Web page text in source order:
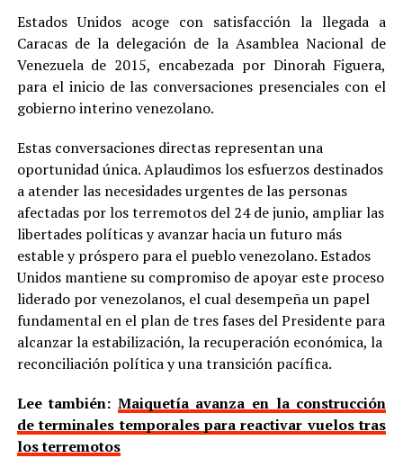
Estados Unidos acoge con satisfacción la llegada a
Caracas de la delegación de la Asamblea Nacional de
Venezuela de 2015, encabezada por Dinorah Figuera,
para el inicio de las conversaciones presenciales con el
gobierno interino venezolano.
Estas conversaciones directas representan una
oportunidad única. Aplaudimos los esfuerzos destinados
a atender las necesidades urgentes de las personas
afectadas por los terremotos del 24 de junio, ampliar las
libertades políticas y avanzar hacia un futuro más
estable y próspero para el pueblo venezolano. Estados
Unidos mantiene su compromiso de apoyar este proceso
liderado por venezolanos, el cual desempeña un papel
fundamental en el plan de tres fases del Presidente para
alcanzar la estabilización, la recuperación económica, la
reconciliación política y una transición pacífica.
Lee también: Maiquetía avanza en la construcción
de terminales temporales para reactivar vuelos tras
los terremotos